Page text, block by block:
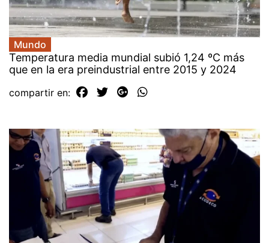
Mundo
Temperatura media mundial subió 1,24 ºC más
que en la era preindustrial entre 2015 y 2024
compartir en: